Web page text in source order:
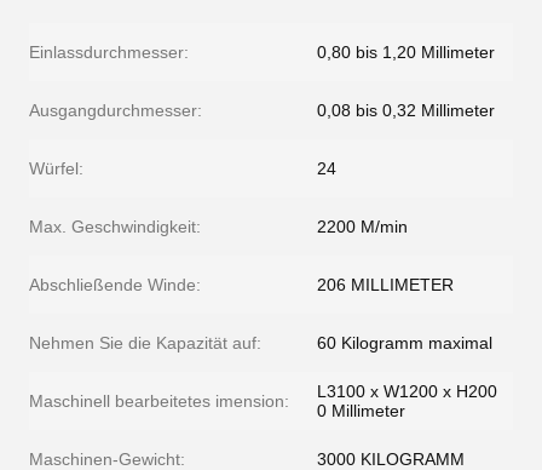
Einlassdurchmesser: 0,80 bis 1,20 Millimeter
Ausgangdurchmesser: 0,08 bis 0,32 Millimeter
Würfel: 24
Max. Geschwindigkeit: 2200 M/min
Abschließende Winde: 206 MILLIMETER
Nehmen Sie die Kapazität auf: 60 Kilogramm maximal
Maschinell bearbeitetes imension:
L3100 x W1200 x H200
0 Millimeter
Maschinen-Gewicht: 3000 KILOGRAMM